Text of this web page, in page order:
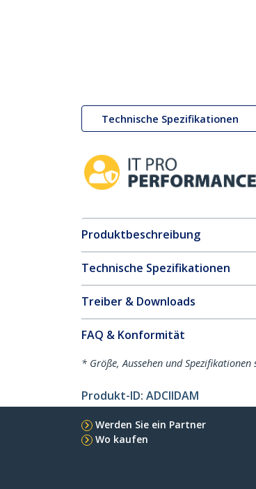
Technische Spezifikationen
Produktbeschreibung
Technische Spezifikationen
Treiber & Downloads
FAQ & Konformität
* Größe, Aussehen und
Produkt-ID: ADCIIDAM
Werden Sie ein Partner
Wo kaufen